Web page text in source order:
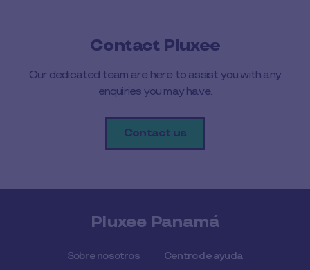
Contact Pluxee
Our dedicated team are here to assist you with any
enquiries you may have.
Contact us
Pluxee Panamá
Sobre nosotros Centro de ayuda